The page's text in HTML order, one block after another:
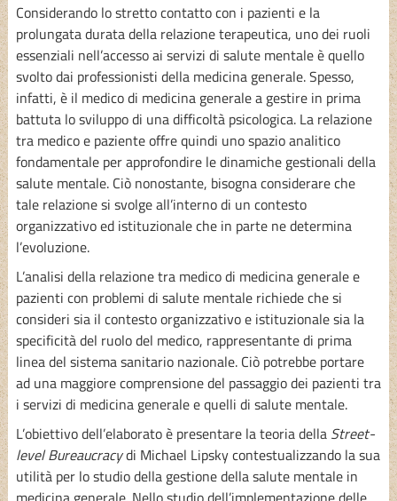
Considerando lo stretto contatto con i pazienti e la
prolungata durata della relazione terapeutica, uno dei ruoli
essenziali nell’accesso ai servizi di salute mentale è quello
svolto dai professionisti della medicina generale. Spesso,
infatti, è il medico di medicina generale a gestire in prima
battuta lo sviluppo di una difficoltà psicologica. La relazione
tra medico e paziente offre quindi uno spazio analitico
fondamentale per approfondire le dinamiche gestionali della
salute mentale. Ciò nonostante, bisogna considerare che
tale relazione si svolge all’interno di un contesto
organizzativo ed istituzionale che in parte ne determina
l’evoluzione.
L’analisi della relazione tra medico di medicina generale e
pazienti con problemi di salute mentale richiede che si
consideri sia il contesto organizzativo e istituzionale sia la
specificità del ruolo del medico, rappresentante di prima
linea del sistema sanitario nazionale. Ciò potrebbe portare
ad una maggiore comprensione del passaggio dei pazienti tra
i servizi di medicina generale e quelli di salute mentale.
L’obiettivo dell’elaborato è presentare la teoria della Street-
level Bureaucracydi Michael Lipsky contestualizzando la sua
utilità per lo studio della gestione della salute mentale in